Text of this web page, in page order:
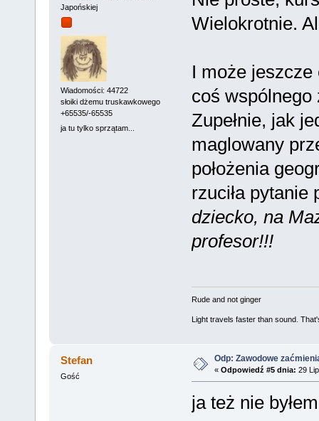
Japońskiej
Wiadomości: 44722
słoiki dżemu truskawkowego
+65535/-65535
ja tu tylko sprzątam...
Wielokrotnie.
I może
coś
Zupełnie, jak
maglowany
położenia
rzuciła
dziecko, na
profesor!!!
Rude and not ginger
Light travels faster than sound.
Stefan
Gość
Odp: Zawodowe
« Odpowiedź #5 dnia: 29
ja też nie